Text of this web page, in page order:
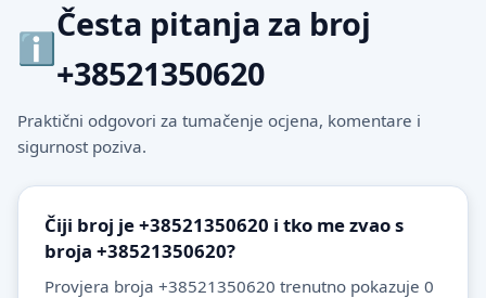
Česta pitanja za broj
+38521350620
Praktični odgovori za tumačenje ocjena, komentare i
sigurnost poziva.
Čiji broj je +38521350620 i tko me zvao s
broja +38521350620?
Provjera broja +38521350620 trenutno pokazuje 0